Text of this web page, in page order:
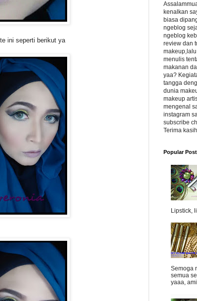
ini seperti berikut ya
kenalkan
biasa
ngeblog
ngeblog
review dan
menulis
makanan
yaa?
tangga
dunia
makeup
mengenal
instagram
subscribe
Terima
Popular
Lipstick,
Semoga
semua
yaaa,